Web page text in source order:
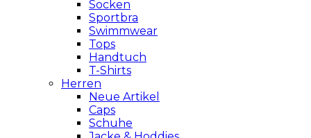
Socken
Sportbra
Swimmwear
Tops
Handtuch
T-Shirts
Herren
Neue Artikel
Caps
Schuhe